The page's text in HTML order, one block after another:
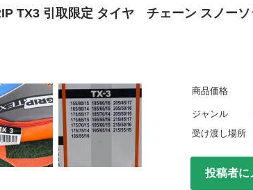
TX3 引取限定 タイヤ チェーン スノーソ
商品価格
ジャンル
受け渡し場所
投稿者に